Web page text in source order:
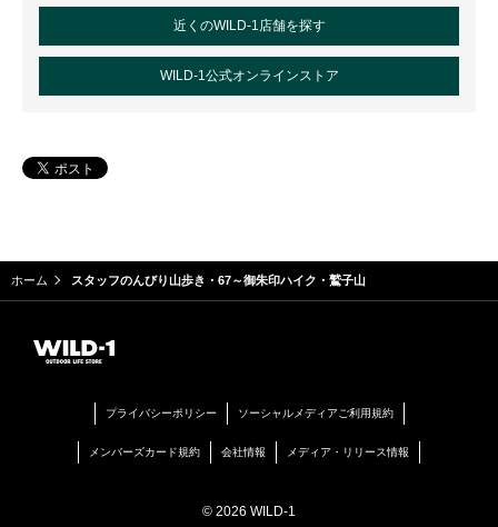
近くのWILD-1店舗を探す
WILD-1公式オンラインストア
ホーム スタッフのんびり山歩き・67～御朱印ハイク・鷲子山
プライバシーポリシー ソーシャルメディアご利用規約
メンバーズカード規約 会社情報 メディア・リリース情報
© 2026 WILD-1